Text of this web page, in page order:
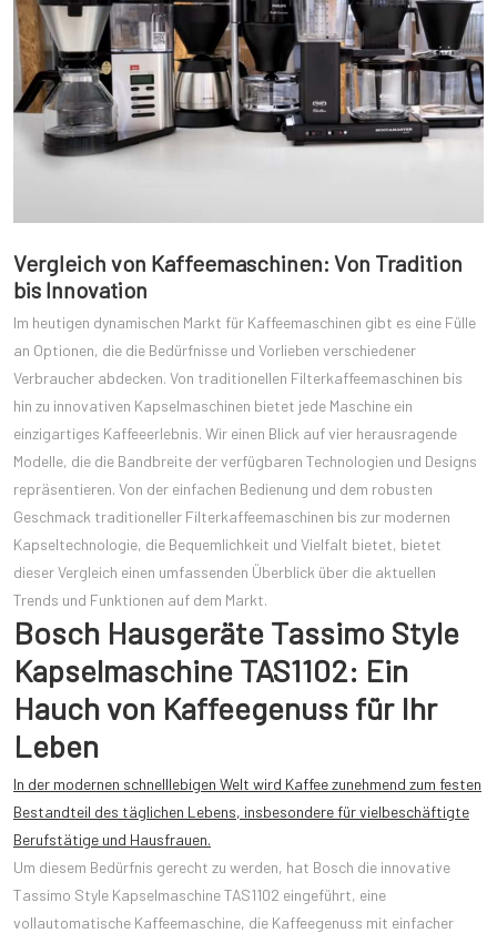
Vergleich von Kaffeemaschinen: Von Tradition
bis Innovation
Im heutigen dynamischen Markt für Kaffeemaschinen gibt es eine Fülle
an Optionen, die die Bedürfnisse und Vorlieben verschiedener
Verbraucher abdecken. Von traditionellen Filterkaffeemaschinen bis
hin zu innovativen Kapselmaschinen bietet jede Maschine ein
einzigartiges Kaffeeerlebnis. Wir einen Blick auf vier herausragende
Modelle, die die Bandbreite der verfügbaren Technologien und Designs
repräsentieren. Von der einfachen Bedienung und dem robusten
Geschmack traditioneller Filterkaffeemaschinen bis zur modernen
Kapseltechnologie, die Bequemlichkeit und Vielfalt bietet, bietet
dieser Vergleich einen umfassenden Überblick über die aktuellen
Trends und Funktionen auf dem Markt.
Bosch Hausgeräte Tassimo Style
Kapselmaschine TAS1102: Ein
Hauch von Kaffeegenuss für Ihr
Leben
In der modernen schnelllebigen Welt wird Kaffee zunehmend zum festen
Bestandteil des täglichen Lebens, insbesondere für vielbeschäftigte
Berufstätige und Hausfrauen.
Um diesem Bedürfnis gerecht zu werden, hat Bosch die innovative
Tassimo Style Kapselmaschine TAS1102 eingeführt, eine
vollautomatische Kaffeemaschine, die Kaffeegenuss mit einfacher